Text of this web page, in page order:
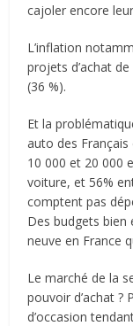
cajoler encore
L’inflation
projets d’achat
(36 %).
Et la
auto des
10 000 et 20 000
voiture, et 56%
comptent pas
Des budgets bien
neuve en France
Le marché de la
pouvoir d’achat ?
d’occasion